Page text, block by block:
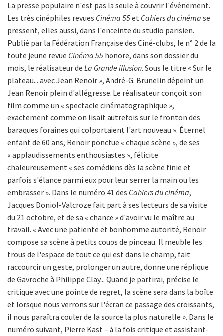
La presse populaire n'est pas la seule à couvrir l'événement.
Les très cinéphiles revues Cinéma 55et Cahiers du cinéma se
pressent, elles aussi, dans l'enceinte du studio parisien.
Publié par la Fédération Française des Ciné-clubs, le n° 2 de la
toute jeune revue Cinéma 55 honore, dans son dossier du
mois, le réalisateur de La Grande illusion. Sous le titre « Sur le
plateau... avec Jean Renoir », André-G. Brunelin dépeint un
Jean Renoir plein d'allégresse. Le réalisateur conçoit son
film comme un « spectacle cinématographique »,
exactement comme on lisait autrefois sur le fronton des
baraques foraines qui colportaient l'art nouveau ». Éternel
enfant de 60 ans, Renoir ponctue « chaque scène », de ses
« applaudissements enthousiastes », félicite
chaleureusement « ses comédiens dès la scène finie et
parfois s'élance parmi eux pour leur serrer la main ou les
embrasser ». Dans le numéro 41 des Cahiers du cinéma,
Jacques Doniol-Valcroze fait part à ses lecteurs de sa visite
du 21 octobre, et de sa « chance » d'avoir vu le maître au
travail. « Avec une patiente et bonhomme autorité, Renoir
compose sa scène à petits coups de pinceau. Il meuble les
trous de l'espace de tout ce qui est dans le champ, fait
raccourcir un geste, prolonger un autre, donne une réplique
de Gavroche à Philippe Clay... Quand je partirai, précise le
critique avec une pointe de regret, la scène sera dans la boîte
et lorsque nous verrons sur l'écran ce passage des croissants,
il nous paraîtra couler de la source la plus naturelle ». Dans le
numéro suivant, Pierre Kast – à la fois critique et assistant-